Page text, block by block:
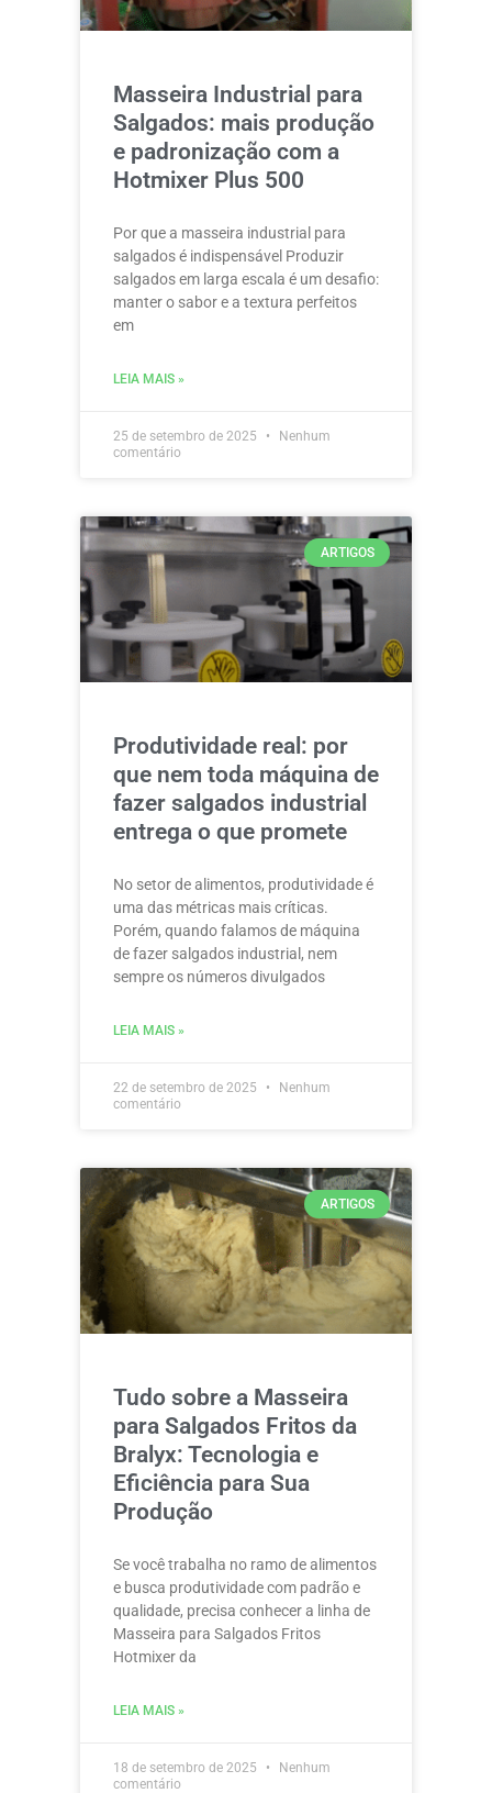
Masseira Industrial para
Salgados: mais produção
e padronização com a
Hotmixer Plus 500
Por que a masseira industrial para
salgados é indispensável Produzir
salgados em larga escala é um desafio:
manter o sabor e a textura perfeitos
em
LEIA MAIS »
25 de setembro de 2025
Nenhum
comentário
ARTIGOS
Produtividade real: por
que nem toda máquina de
fazer salgados industrial
entrega o que promete
No setor de alimentos, produtividade é
uma das métricas mais críticas.
Porém, quando falamos de máquina
de fazer salgados industrial, nem
sempre os números divulgados
LEIA MAIS »
22 de setembro de 2025
Nenhum
comentário
ARTIGOS
Tudo sobre a Masseira
para Salgados Fritos da
Bralyx: Tecnologia e
Eficiência para Sua
Produção
Se você trabalha no ramo de alimentos
e busca produtividade com padrão e
qualidade, precisa conhecer a linha de
Masseira para Salgados Fritos
Hotmixer da
LEIA MAIS »
18 de setembro de 2025
Nenhum
comentário